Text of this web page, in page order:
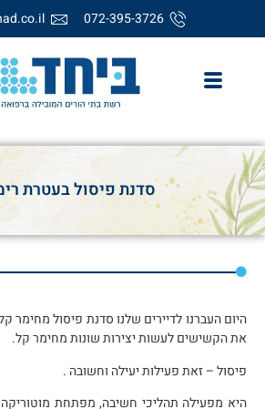
072-395-3726
סדנת פיסול בעטרת
היום העברנו לדיירים שלנו סדנת פיסול מחימר
את הקשישים לעשות יצירות שונות מחימר קל.
פיסול – זאת פעילות יעילה וחשובה .
היא מפעילה תהליכי חשיבה, מפתחת מוטוריקה